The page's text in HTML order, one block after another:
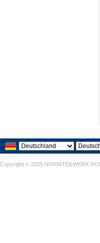
Copyright © 2025 NORMTEILWERK